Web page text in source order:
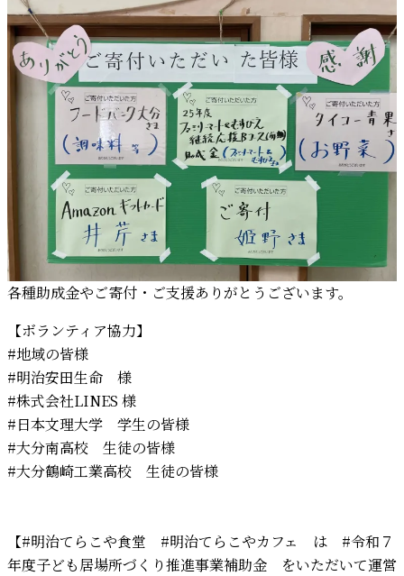
各種助成金やご寄付・ご支援ありがとうございます。
【ボランティア協力】
#地域の皆様
#明治安田生命 様
#株式会社LINES 様
#日本文理大学 学生の皆様
#大分南高校 生徒の皆様
#大分鶴崎工業高校 生徒の皆様
【#明治てらこや食堂 #明治てらこやカフェ は #令和７
年度子ども居場所づくり推進事業補助金 をいただいて運営